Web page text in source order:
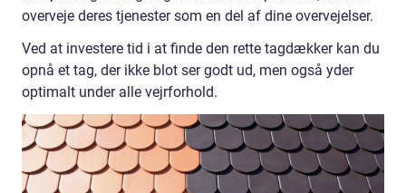
overveje deres tjenester som en del af dine overvejelser.
Ved at investere tid i at finde den rette tagdækker kan du
opnå et tag, der ikke blot ser godt ud, men også yder
optimalt under alle vejrforhold.